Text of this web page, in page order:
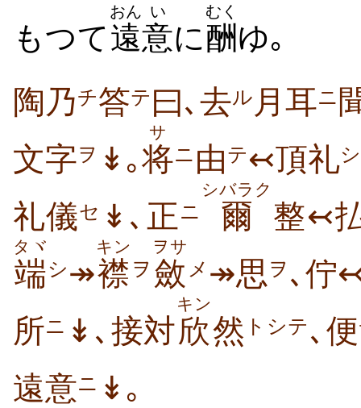
もつて遠
おん
意
い
に酬
むく
ゆ｡
陶乃チ答テ 曰､去ル 月耳ニ
文字ヲ ↡｡将
サ
ニ 由テ↢頂礼
礼儀セ ↡､正ニ 爾
シバラク
整↢
端
タヾ
シ↠襟
キン
ヲ 斂
ヲサ
メ ↠思ヲ ､佇
所ニ ↡､接対欣
キン
然 トシテ ､便
遠意ニ ↡｡